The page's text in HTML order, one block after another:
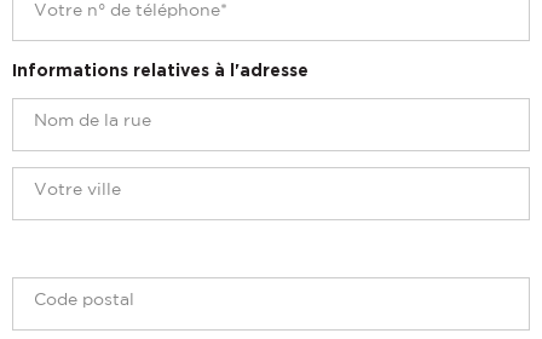
Informations relatives à l'adresse